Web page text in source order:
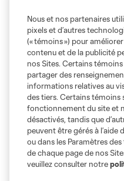
Nous et nos partenaires
pixels et d’autres
(« témoins ») pour
contenu et de la publicité
nos Sites. Certains
partager des
informations relatives au
des tiers. Certains témoins
fonctionnement du site et
désactivés, tandis que
peuvent être gérés à l’aide
ou dans les Paramètres
de chaque page de nos
veuillez consulter notre